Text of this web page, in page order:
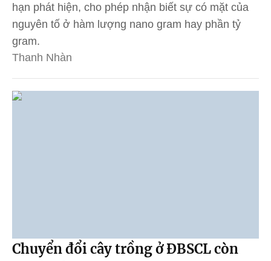
hạn phát hiện, cho phép nhận biết sự có mặt của
nguyên tố ở hàm lượng nano gram hay phần tỷ
gram.
Thanh Nhàn
Chuyển đổi cây trồng ở ĐBSCL còn